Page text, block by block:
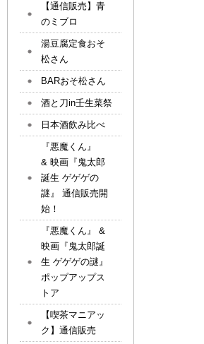
【通信販売】青
のミブロ
湯豆腐定食おそ
松さん
BARおそ松さん
酒と刀in壬生菜祭
日本酒飲み比べ
『悪魔くん』
& 映画『鬼太郎
誕生 ゲゲゲの
謎』 通信販売開
始！
『悪魔くん』 &
映画『鬼太郎誕
生 ゲゲゲの謎』
ポップアップス
トア
【喫茶マニアッ
ク】通信販売